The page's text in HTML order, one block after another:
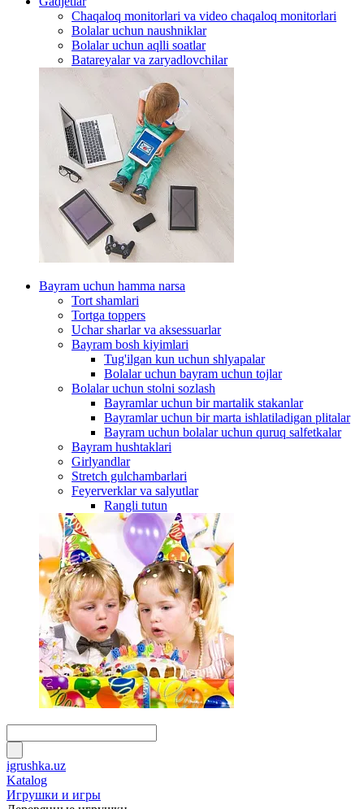
Chaqaloq monitorlari va video chaqaloq monitorlari
Bolalar uchun naushniklar
Bolalar uchun aqlli soatlar
Batareyalar va zaryadlovchilar
Bayram uchun hamma narsa
Tort shamlari
Tortga toppers
Uchar sharlar va aksessuarlar
Bayram bosh kiyimlari
Tug'ilgan kun uchun shlyapalar
Bolalar uchun bayram uchun tojlar
Bolalar uchun stolni sozlash
Bayramlar uchun bir martalik stakanlar
Bayramlar uchun bir marta ishlatiladigan plitalar
Bayram uchun bolalar uchun quruq salfetkalar
Bayram hushtaklari
Girlyandlar
Stretch gulchambarlari
Feyerverklar va salyutlar
Rangli tutun
igrushka.uz
Katalog
Игрушки и игры